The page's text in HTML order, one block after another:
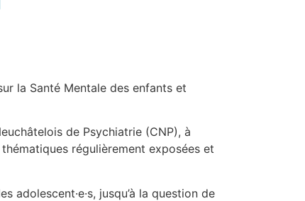
la Santé Mentale des enfants et
de Psychiatrie (CNP), à
régulièrement exposées et
adolescent·e·s, jusqu’à la question de